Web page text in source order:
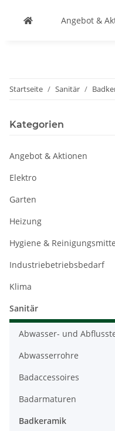
Angebot &
Startseite Sanitär
Kategorien
Angebot & Aktionen
Elektro
Garten
Heizung
Hygiene &
Industriebetriebsbedarf
Klima
Sanitär
Abwasser- und
Abwasserrohre
Badaccessoires
Badarmaturen
Badkeramik